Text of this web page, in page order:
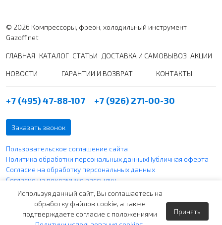
© 2026 Компрессоры, фреон, холодильный инструмент
Gazoff.net
ГЛАВНАЯ КАТАЛОГ СТАТЬИ ДОСТАВКА И САМОВЫВОЗ АКЦИИ
НОВОСТИ ГАРАНТИИ И ВОЗВРАТ КОНТАКТЫ
+7 (495) 47-88-107 +7 (926) 271-00-30
Заказать звонок
Пользовательское соглашение сайта
Политика обработки персональных данныхПубличная оферта
Согласие на обработку персональных данных
Согласие на рекламную рассылку
Политика использования файлов cookie
Вся указанная информация по ценам не является публичной
офертой согласно ст. 437 п. 2 ГК РФ и носит чисто
Используя данный сайт, Вы соглашаетесь на
обработку файлов cookie, а также
подтверждаете согласие с положениями
Принять